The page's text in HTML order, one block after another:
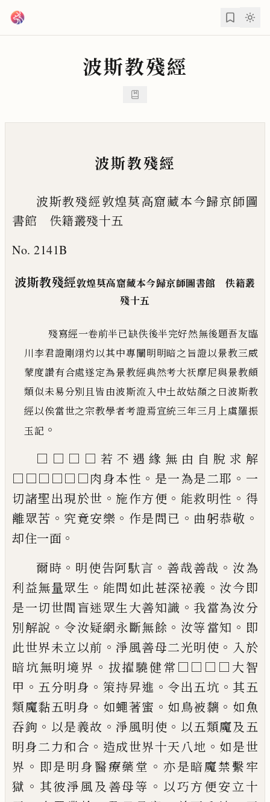
波斯教殘經
波斯教殘經
波斯教殘經敦煌莫高窟藏本今歸京師圖
書館 佚籍叢殘十五
No. 2141B
波斯教殘經敦煌莫高窟藏本今歸京師圖書館 佚籍叢
殘十五
殘寫經一卷前半已缺佚後半完好然無後題吾友臨
川李君證剛翊灼以其中專闡明明暗之旨證以景教三威
蒙度讚有合處遂定為景教經典然考大祆摩尼與景教頗
類似未易分別且皆由波斯流入中土故姑顏之曰波斯教
經以俟當世之宗教學者考證焉宣統三年三月上虞羅振
玉記 。
□□□□若不遇緣無由自脫求解
□□□□□□肉身本性 。 是一為是二耶 。 一
切諸聖出現於世 。 施作方便 。 能救明性 。 得
離眾苦 。 究竟安樂 。 作是問已 。 曲躬恭敬 。
却住一面 。
爾時 。 明使告阿馱言 。 善哉善哉 。 汝為
利益無量眾生 。 能問如此甚深祕義 。 汝今即
是一切世間盲迷眾生大善知識 。 我當為汝分
別解說 。令汝疑網永斷無餘 。 汝等當知 。 即
此世界未立以前 。淨風善母二光明使 。 入於
暗坑無明境界 。 拔擢驍健常□□□□大智
甲 。 五分明身 。 策持昇進 。令出五坑 。其五
類魔黏五明身 。 如蠅著蜜 。 如鳥被黐 。 如魚
吞鉤 。 以是義故 。淨風明使 。 以五類魔及五
明身二力和合 。 造成世界十天八地 。 如是世
界 。 即是明身醫療藥堂 。 亦是暗魔禁繫牢
獄 。 其彼淨風及善母等 。 以巧方便安立十